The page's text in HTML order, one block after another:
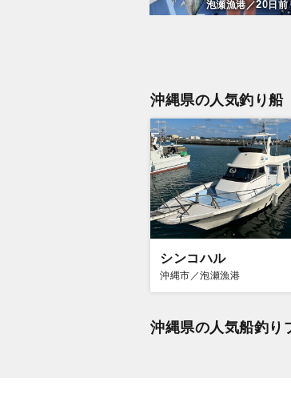
泡瀬漁港／20 日前
沖縄県の人気釣り船
シンコハル
沖縄市／泡瀬漁港
沖縄県の人気船釣り